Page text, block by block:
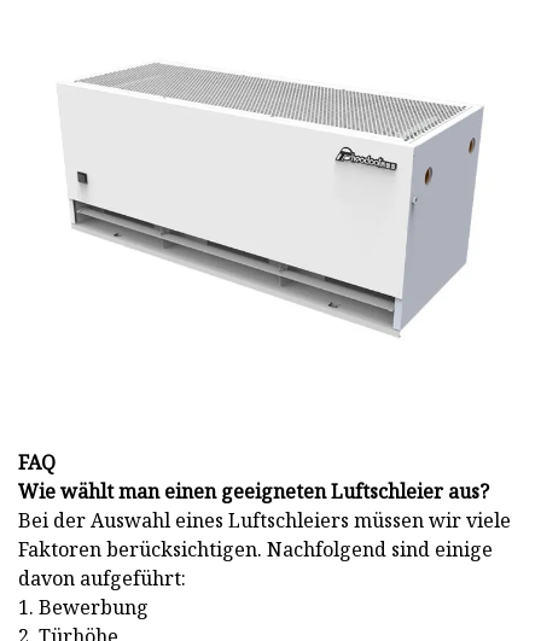
FAQ
Wie wählt man einen geeigneten Luftschleier aus?
Bei der Auswahl eines Luftschleiers müssen wir viele
Faktoren berücksichtigen. Nachfolgend sind einige
davon aufgeführt:
1. Bewerbung